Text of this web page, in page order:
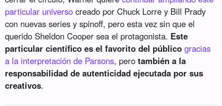
particular universo creado por Chuck Lorre y Bill Prady
con nuevas series y spinoff, pero esta vez sin que el
querido Sheldon Cooper sea el protagonista. Este
particular científico es el favorito del público gracias
a la interpretación de Parsons, perotambién a la
responsabilidad de autenticidad ejecutada por sus
creativos.